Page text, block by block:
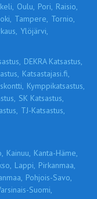
Oulu, Pori, Raisio,
Tampere, Tornio,
Ylöjärvi,
DEKRA Katsastus,
Katsastajasi.fi,
Kymppikatsastus,
SK Katsastus,
TJ-Katsastus,
Kainuu, Kanta-Häme,
Lappi, Pirkanmaa,
Pohjois-Savo,
Suomi,